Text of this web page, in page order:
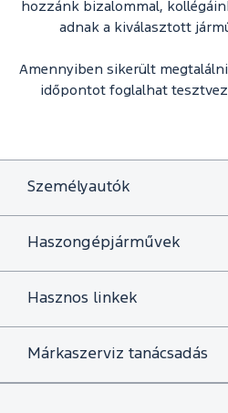
hozzánk bizalommal,
adnak a kiválasztott
Amennyiben sikerült
időpontot foglalhat
Személyautók
Haszongépjárművek
Hasznos linkek
Márkaszerviz tanácsadás